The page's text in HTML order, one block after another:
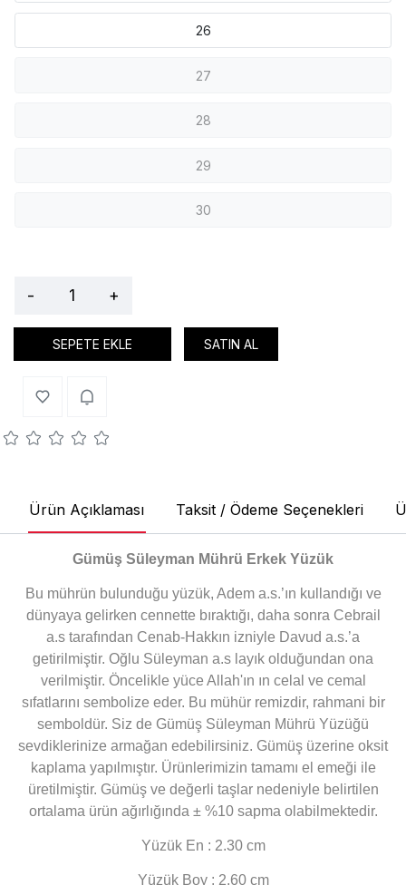
26
27
28
29
30
- +
SEPETE EKLE SATIN AL
Ürün Açıklaması Taksit / Ödeme Seçenekleri
Gümüş Süleyman Mührü Erkek Yüzük
Bu mührün bulunduğu yüzük, Adem a.s.’ın kullandığı ve
dünyaya gelirken cennette bıraktığı, daha sonra Cebrail
a.s tarafından Cenab-Hakkın izniyle Davud a.s.’a
getirilmiştir. Oğlu Süleyman a.s layık olduğundan ona
verilmiştir. Öncelikle yüce Allah'ın ın celal ve cemal
sıfatlarını sembolize eder. Bu mühür remizdir, rahmani bir
semboldür. Siz de Gümüş Süleyman Mührü Yüzüğü
sevdiklerinize armağan edebilirsiniz. Gümüş üzerine oksit
kaplama yapılmıştır. Ürünlerimizin tamamı el emeği ile
üretilmiştir. Gümüş ve değerli taşlar nedeniyle belirtilen
ortalama ürün ağırlığında ± %10 sapma olabilmektedir.
Yüzük En : 2.30 cm
Yüzük Boy : 2.60 cm